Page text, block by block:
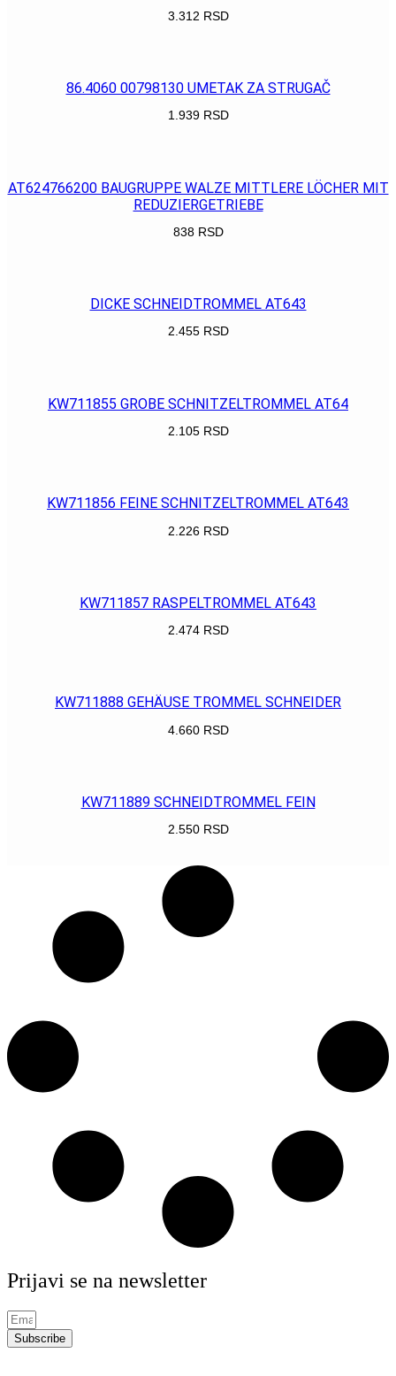
3.312 RSD
86.4060 00798130 UMETAK ZA STRUGAČ
1.939 RSD
AT624766200 BAUGRUPPE WALZE MITTLERE LÖCHER MIT
REDUZIERGETRIEBE
838 RSD
DICKE SCHNEIDTROMMEL AT643
2.455 RSD
KW711855 GROBE SCHNITZELTROMMEL AT64
2.105 RSD
KW711856 FEINE SCHNITZELTROMMEL AT643
2.226 RSD
KW711857 RASPELTROMMEL AT643
2.474 RSD
KW711888 GEHÄUSE TROMMEL SCHNEIDER
4.660 RSD
KW711889 SCHNEIDTROMMEL FEIN
2.550 RSD
Prijavi se na newsletter
Subscribe